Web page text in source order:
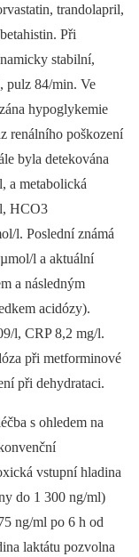
trandolapril,
Při
stabilní,
pulz 84/min. Ve
hypoglykemie
renálního poškození
byla detekována
a metabolická
HCO3
l. Poslední známá
l a aktuální
a následným
acidózy).
l, CRP 8,2 mg/l.
při metforminové
při dehydrataci.
s ohledem na
vstupní hladina
do 1 300 ng/ml)
ng/ml po 6 h od
laktátu pozvolna